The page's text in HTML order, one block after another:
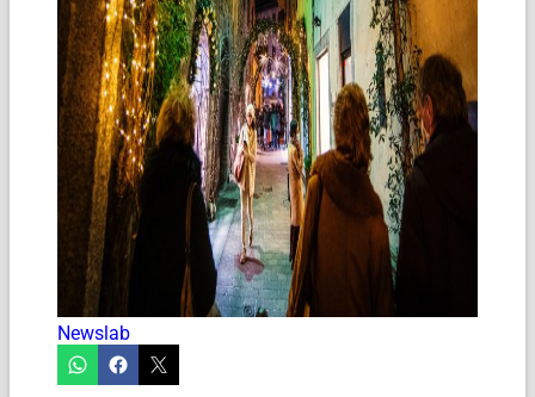
Newslab